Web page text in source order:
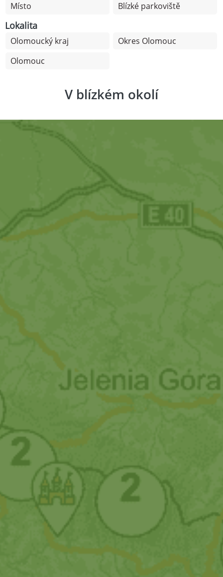
Místo Blízké parkoviště
Lokalita
Olomoucký kraj
Okres Olomouc
Olomouc
V blízkém okolí